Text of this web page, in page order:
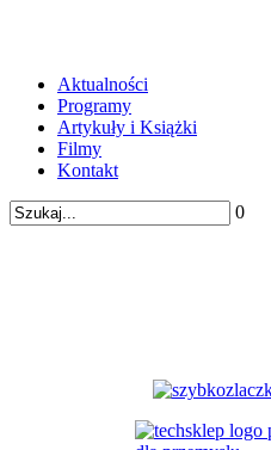
Aktualności
Programy
Artykuły i Książki
Filmy
Kontakt
0